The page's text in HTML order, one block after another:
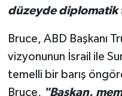
düzeyde diplomatik
Bruce, ABD Başkanı
vizyonunun İsrail ile
temelli bir barış
Bruce, "Başkan,